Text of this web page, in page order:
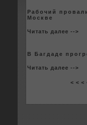
Рабoчий
Москве
Читать далее -->
В Багдаде
Читать далее -->
< < <